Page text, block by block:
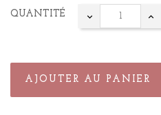
QUANTITÉ
AJOUTER AU PANIER